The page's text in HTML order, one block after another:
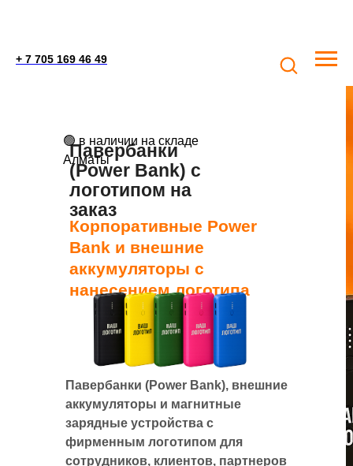
+ 7 705 169 46 49
Павербанки
(Power Bank) с
логотипом на
заказ
Павербанки (Power Bank), внешние
аккумуляторы и магнитные
зарядные устройства с
фирменным логотипом для
сотрудников, клиентов, партнеров
Корпоративные Power
Bank и внешние
аккумуляторы с
нанесением логотипа
🟢 в наличии на складе
Алматы